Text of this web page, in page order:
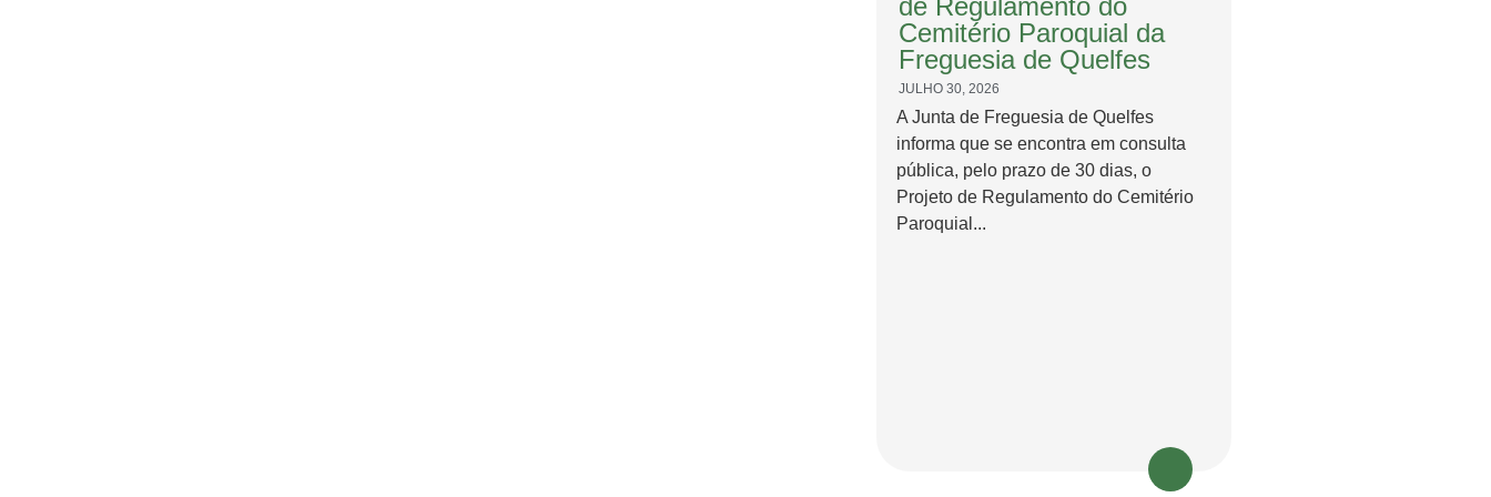
de Regulamento do
Cemitério Paroquial da
Freguesia de Quelfes
JULHO 30, 2026
A Junta de Freguesia de Quelfes
informa que se encontra em consulta
pública, pelo prazo de 30 dias, o
Projeto de Regulamento do Cemitério
Paroquial...